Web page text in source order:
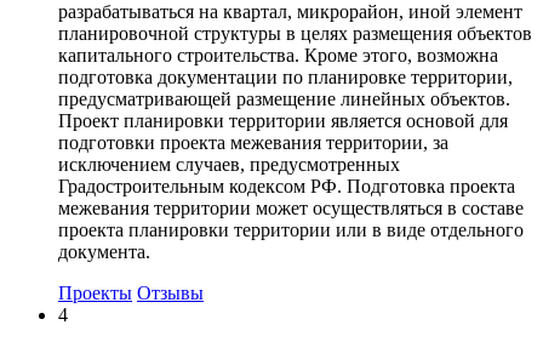
разрабатываться на квартал, микрорайон, иной элемент
планировочной структуры в целях размещения объектов
капитального строительства. Кроме этого, возможна
подготовка документации по планировке территории,
предусматривающей размещение линейных объектов.
Проект планировки территории является основой для
подготовки проекта межевания территории, за
исключением случаев, предусмотренных
Градостроительным кодексом РФ. Подготовка проекта
межевания территории может осуществляться в составе
проекта планировки территории или в виде отдельного
документа.
Проекты Отзывы
4